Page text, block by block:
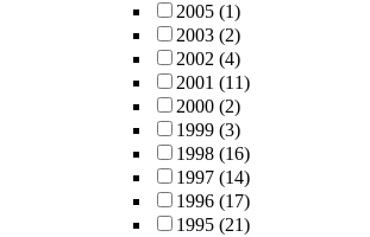
2005 (1)
2003 (2)
2002 (4)
2001 (11)
2000 (2)
1999 (3)
1998 (16)
1997 (14)
1996 (17)
1995 (21)